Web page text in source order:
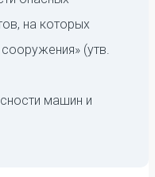
на которых
(утв.
машин и